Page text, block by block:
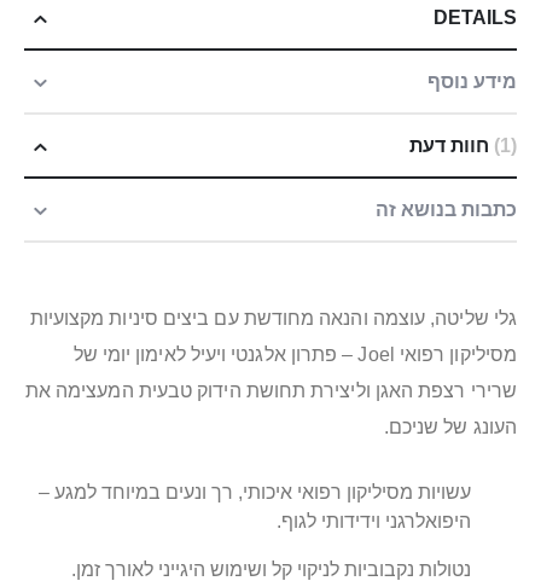
DETAILS
מידע נוסף
1 חוות דעת
כתבות בנושא זה
גלי שליטה, עוצמה והנאה מחודשת עם ביצים סיניות מקצועיות
מסיליקון רפואי Joel – פתרון אלגנטי ויעיל לאימון יומי של
שרירי רצפת האגן וליצירת תחושת הידוק טבעית המעצימה את
העונג של שניכם.
עשויות מסיליקון רפואי איכותי, רך ונעים במיוחד למגע –
היפואלרגני וידידותי לגוף.
נטולות נקבוביות לניקוי קל ושימוש היגייני לאורך זמן.